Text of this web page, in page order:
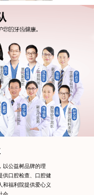
以公益树品牌的理
供口腔检查、口腔健
和福利院提供爱心义
。